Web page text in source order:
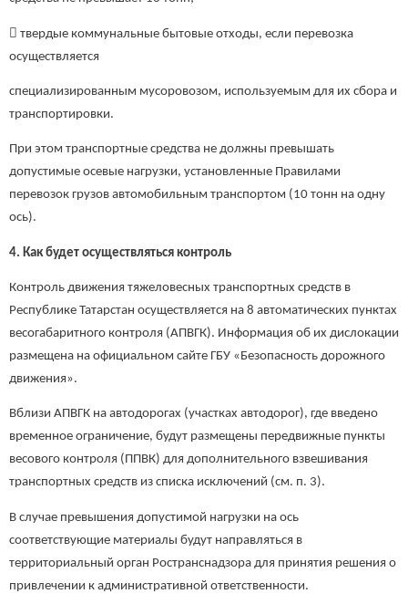
 твердые коммунальные бытовые отходы, если перевозка
осуществляется
специализированным мусоровозом, используемым для их сбора и
транспортировки.
При этом транспортные средства не должны превышать
допустимые осевые нагрузки, установленные Правилами
перевозок грузов автомобильным транспортом (10 тонн на одну
ось).
4. Как будет осуществляться контроль
Контроль движения тяжеловесных транспортных средств в
Республике Татарстан осуществляется на 8 автоматических пунктах
весогабаритного контроля (АПВГК). Информация об их дислокации
размещена на официальном сайте ГБУ «Безопасность дорожного
движения».
Вблизи АПВГК на автодорогах (участках автодорог), где введено
временное ограничение, будут размещены передвижные пункты
весового контроля (ППВК) для дополнительного взвешивания
транспортных средств из списка исключений (см. п. 3).
В случае превышения допустимой нагрузки на ось
соответствующие материалы будут направляться в
территориальный орган Ространснадзора для принятия решения о
привлечении к административной ответственности.